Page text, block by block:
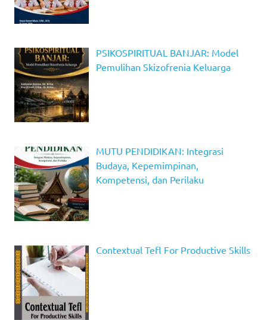
PSIKOSPIRITUAL BANJAR: Model
Pemulihan Skizofrenia Keluarga
MUTU PENDIDIKAN: Integrasi
Budaya, Kepemimpinan,
Kompetensi, dan Perilaku
Contextual Tefl For Productive Skills